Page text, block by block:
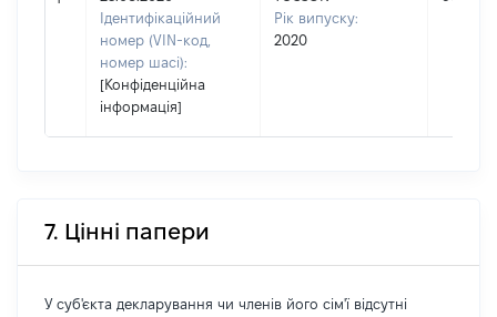
Ідентифікаційний
номер (VIN-код,
номер шасі):
[Конфіденційна
інформація]
Рік випуску:
2020
7. Цінні папери
У суб'єкта декларування чи членів його сім'ї відсутні